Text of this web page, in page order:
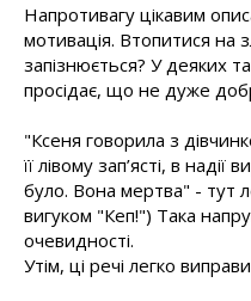
Напротивагу цікавим
мотивація. Втопитися на
запізнюється? У деяких
просідає, що не дуже
"Ксеня говорила з
її лівому зап’ясті, в
було. Вона мертва" - тут
вигуком "Кеп!") Така
очевидності.
Утім, ці речі легко